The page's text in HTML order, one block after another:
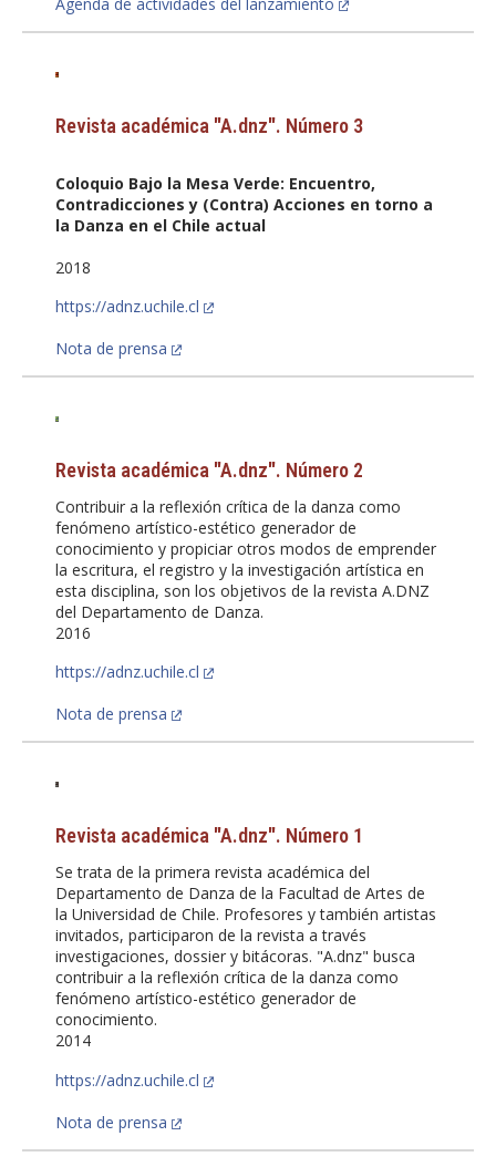
Revista académica "A.dnz". Número 3
Coloquio Bajo la Mesa Verde: Encuentro,
Contradicciones y (Contra) Acciones en torno a
la Danza en el Chile actual
2018
https://adnz.uchile.cl
Nota de prensa
Revista académica "A.dnz". Número 2
Contribuir a la reflexión crítica de la danza como
fenómeno artístico-estético generador de
conocimiento y propiciar otros modos de emprender
la escritura, el registro y la investigación artística en
esta disciplina, son los objetivos de la revista A.DNZ
del Departamento de Danza.
2016
https://adnz.uchile.cl
Nota de prensa
Revista académica "A.dnz". Número 1
Se trata de la primera revista académica del
Departamento de Danza de la Facultad de Artes de
la Universidad de Chile. Profesores y también artistas
invitados, participaron de la revista a través
investigaciones, dossier y bitácoras. "A.dnz" busca
contribuir a la reflexión crítica de la danza como
fenómeno artístico-estético generador de
conocimiento.
2014
https://adnz.uchile.cl
Nota de prensa